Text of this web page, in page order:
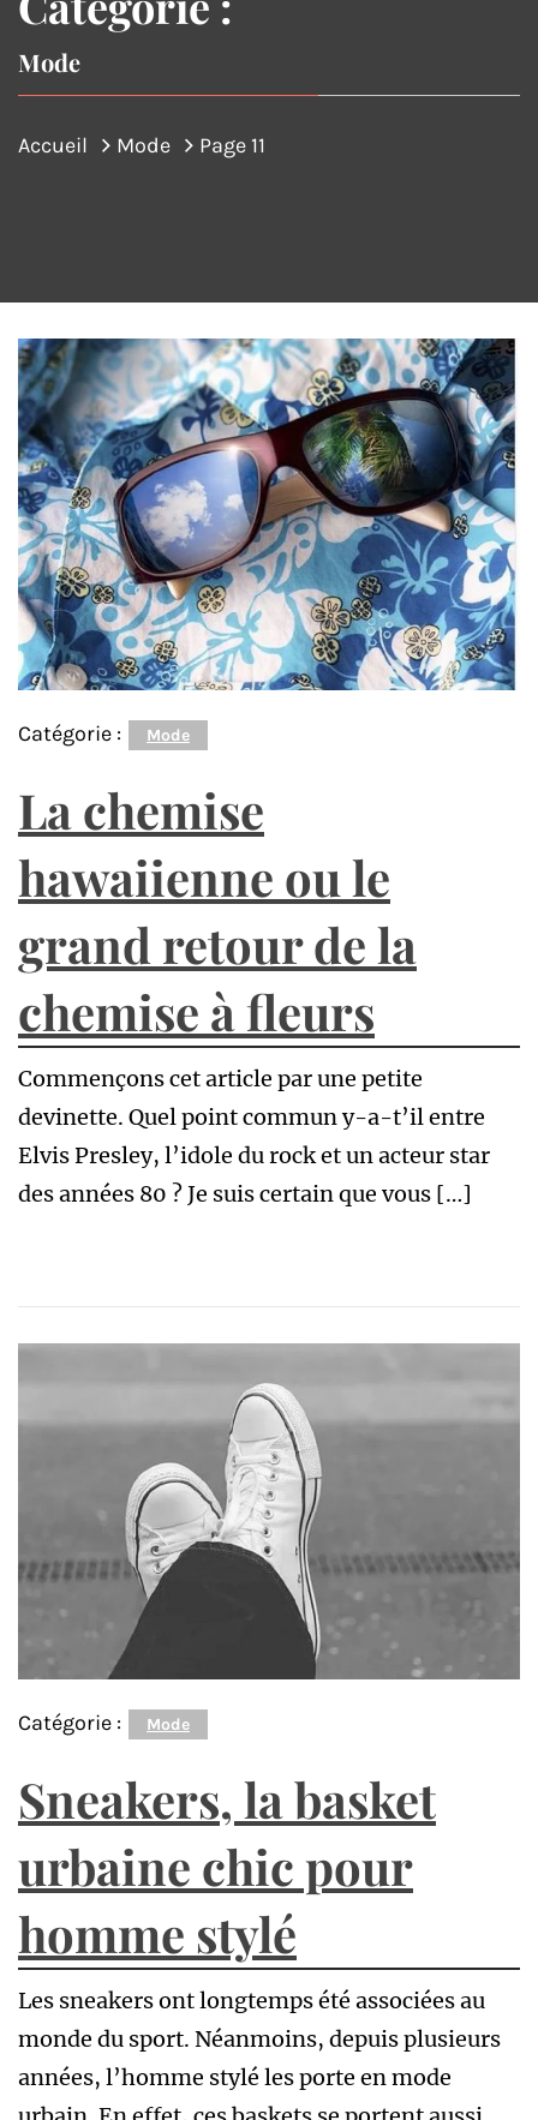
Mode
Accueil Mode Page 11
Catégorie : Mode
La chemise
hawaiienne ou le
grand retour de la
chemise à fleurs
Commençons cet article par une petite
devinette. Quel point commun y-a-t’il entre
Elvis Presley, l’idole du rock et un acteur star
des années 80 ? Je suis certain que vous […]
Catégorie : Mode
Sneakers, la basket
urbaine chic pour
homme stylé
Les sneakers ont longtemps été associées au
monde du sport. Néanmoins, depuis plusieurs
années, l’homme stylé les porte en mode